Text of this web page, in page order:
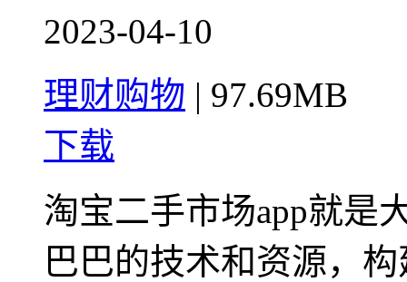
2023-04-10
理财购物 | 97.69MB
下载
淘宝二手市场app就是
巴巴的技术和资源，